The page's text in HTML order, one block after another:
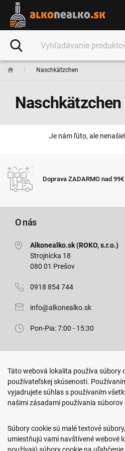
Naschkätzchen
Naschkätzchen
Je nám ľúto, ale
Doprava ZADARMO nad
O nás
Alkonealko.sk (ROKO, s.r.o.)
Strojnícka 18
080 01 Prešov
0918 854 744
info@alkonealko.sk
Pon-Pia: 7:00 - 15:30
Arm. gen. Svobodu 23/A
080 01 Prešov
0917 466 578
sekcovpredajna@doroka.sk
Pon-Ned: 9:00 - 20:00
Táto webová lokalita používa súbory
používateľskej skúsenosti.
vyjadrujete súhlas s používaním
našimi zásadami používania súborov
Súbory cookie sú malé textové
umiestňujú vami navštívené webové
používajú súbory cookie na